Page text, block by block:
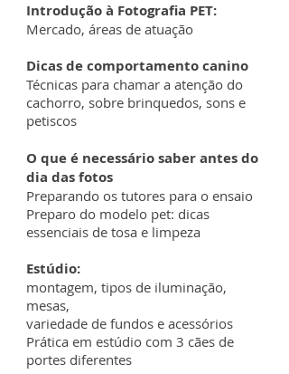
Introdução à Fotografia PET:
Mercado​, áreas de atuação
Dicas de comportamento canino
​Técnicas para chamar a atenção do
cachorro, sobre brinquedos, sons e
petiscos
O que é necessário saber antes do
dia das fotos
Preparando os tutores para o ensaio
Preparo do modelo pet: dicas
essenciais de tosa e limpeza
Estúdio:
montagem, tipos de iluminação,
mesas,
variedade de fundos e acessórios
Prática em estúdio com 3 cães de
portes diferentes